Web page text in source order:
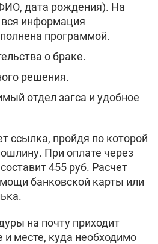
дата рождения). На
информация
программой.
о браке.
решения.
отдел загса и удобное
ссылка, пройдя по которой
При оплате через
455 руб. Расчет
банковской карты или
на почту приходит
и месте, куда необходимо